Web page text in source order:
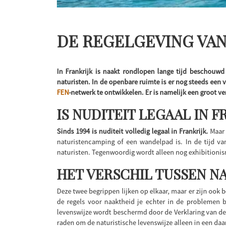
DE REGELGEVING
In Frankrijk is naakt rondlopen lange tijd
naturisten. In de openbare ruimte is er nog steeds
FEN-netwerk te ontwikkelen. Er is namelijk een groot
IS NUDITEIT LEGAAL IN
Sinds 1994 is nuditeit volledig legaal in Frankrijk.
naturistencamping of een wandelpad is. In de tijd
naturisten. Tegenwoordig wordt alleen nog
HET VERSCHIL TUSSEN
Deze twee begrippen lijken op elkaar, maar er zijn
de regels voor naaktheid je echter in de problemen
levenswijze wordt beschermd door de Verklaring van
raden om de naturistische levenswijze alleen in een